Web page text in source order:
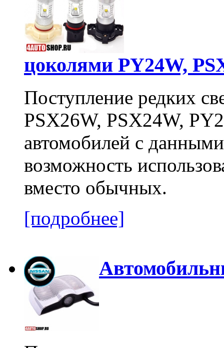
цоколями PY24W,
Поступление редких
PSX26W, PSX24W,
автомобилей с
возможность
вместо обычных.
[подробнее]